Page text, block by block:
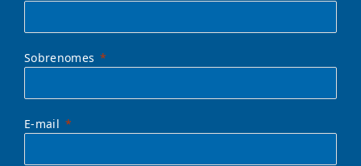
Sobrenomes
E-mail